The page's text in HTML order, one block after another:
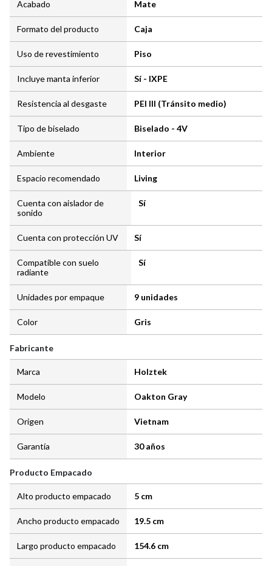
Acabado Mate
Formato del producto Caja
Uso de revestimiento Piso
Incluye manta inferior Sí - IXPE
Resistencia al desgaste PEI III (Tránsito medio)
Tipo de biselado Biselado - 4V
Ambiente Interior
Espacio recomendado Living
Cuenta con aislador de
sonido
Sí
Cuenta con protección UV Sí
Compatible con suelo
radiante
Sí
Unidades por empaque 9 unidades
Color Gris
Fabricante
Marca Holztek
Modelo Oakton Gray
Origen Vietnam
Garantía 30 años
Producto Empacado
Alto producto empacado 5 cm
Ancho producto empacado 19.5 cm
Largo producto empacado 154.6 cm